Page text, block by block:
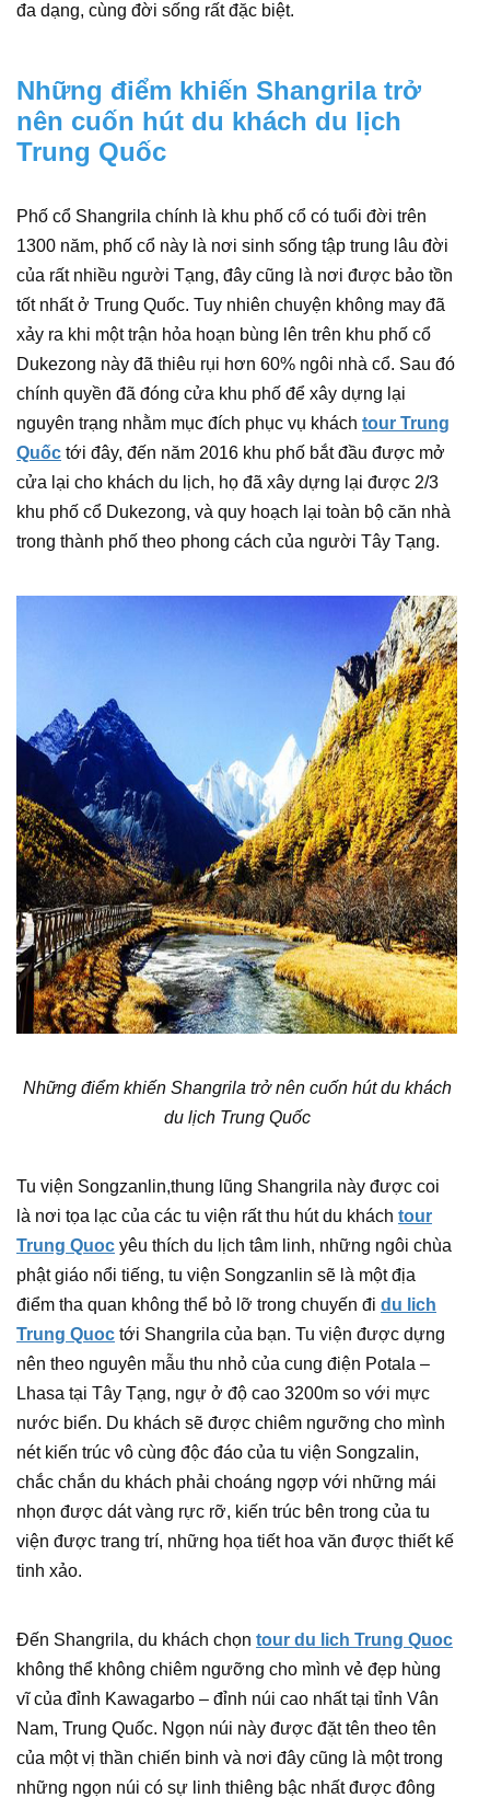
đa dạng, cùng đời sống rất đặc biệt.
Những điểm khiến Shangrila trở
nên cuốn hút du khách du lịch
Trung Quốc
Phố cổ Shangrila chính là khu phố cổ có tuổi đời trên
1300 năm, phố cổ này là nơi sinh sống tập trung lâu đời
của rất nhiều người Tạng, đây cũng là nơi được bảo tồn
tốt nhất ở Trung Quốc. Tuy nhiên chuyện không may đã
xảy ra khi một trận hỏa hoạn bùng lên trên khu phố cổ
Dukezong này đã thiêu rụi hơn 60% ngôi nhà cổ. Sau đó
chính quyền đã đóng cửa khu phố để xây dựng lại
nguyên trạng nhằm mục đích phục vụ khách tour Trung
Quốc tới đây, đến năm 2016 khu phố bắt đầu được mở
cửa lại cho khách du lịch, họ đã xây dựng lại được 2/3
khu phố cổ Dukezong, và quy hoạch lại toàn bộ căn nhà
trong thành phố theo phong cách của người Tây Tạng.
Những điểm khiến Shangrila trở nên cuốn hút du khách
du lịch Trung Quốc
Tu viện Songzanlin,thung lũng Shangrila này được coi
là nơi tọa lạc của các tu viện rất thu hút du khách tour
Trung Quoc yêu thích du lịch tâm linh, những ngôi chùa
phật giáo nổi tiếng, tu viện Songzanlin sẽ là một địa
điểm tha quan không thể bỏ lỡ trong chuyến đi du lich
Trung Quoc tới Shangrila của bạn. Tu viện được dựng
nên theo nguyên mẫu thu nhỏ của cung điện Potala –
Lhasa tại Tây Tạng, ngự ở độ cao 3200m so với mực
nước biển. Du khách sẽ được chiêm ngưỡng cho mình
nét kiến trúc vô cùng độc đáo của tu viện Songzalin,
chắc chắn du khách phải choáng ngợp với những mái
nhọn được dát vàng rực rỡ, kiến trúc bên trong của tu
viện được trang trí, những họa tiết hoa văn được thiết kế
tinh xảo.
Đến Shangrila, du khách chọn tour du lich Trung Quoc
không thể không chiêm ngưỡng cho mình vẻ đẹp hùng
vĩ của đỉnh Kawagarbo – đỉnh núi cao nhất tại tỉnh Vân
Nam, Trung Quốc. Ngọn núi này được đặt tên theo tên
của một vị thần chiến binh và nơi đây cũng là một trong
những ngọn núi có sự linh thiêng bậc nhất được đông